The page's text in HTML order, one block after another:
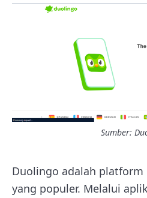
Sumber:
Duolingo adalah platform
yang populer. Melalui